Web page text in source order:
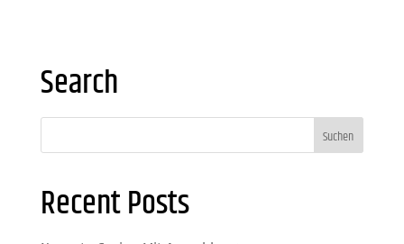
Search
Recent Posts